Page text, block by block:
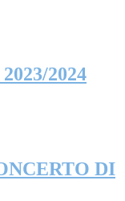
2024
DI